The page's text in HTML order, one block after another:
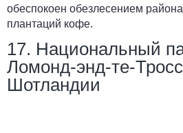
обеспокоен обезлесением
плантаций кофе.
17. Национальный
Ломонд-энд-те-
Шотландии